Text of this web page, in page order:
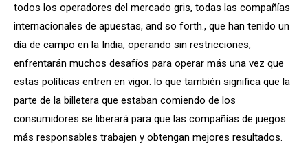
todos los operadores del mercado gris, todas las compañías
internacionales de apuestas, and so forth., que han tenido un
día de campo en la India, operando sin restricciones,
enfrentarán muchos desafíos para operar más una vez que
estas políticas entren en vigor. lo que también significa que la
parte de la billetera que estaban comiendo de los
consumidores se liberará para que las compañías de juegos
más responsables trabajen y obtengan mejores resultados.